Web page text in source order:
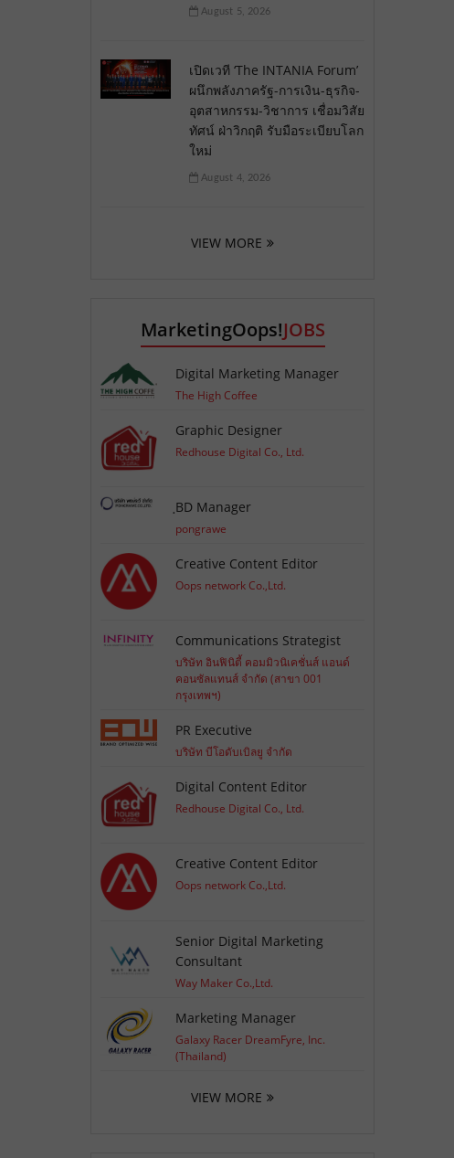
August 5, 2026
เปิดเวที ‘The INTANIA Forum’
ผนึกพลังภาครัฐ-การเงิน-ธุรกิจ-
อุตสาหกรรม-วิชาการ เชื่อมวิสัย
ทัศน์ ฝ่าวิกฤติ รับมือระเบียบโลก
ใหม่
August 4, 2026
VIEW MORE
MarketingOops!JOBS
Digital Marketing Manager
The High Coffee
Graphic Designer
Redhouse Digital Co., Ltd.
ฺBD Manager
pongrawe
Creative Content Editor
Oops network Co.,Ltd.
Communications Strategist
บริษัท อินฟินิตี้ คอมมิวนิเคชั่นส์ แอนด์
คอนซัลแทนส์ จำกัด (สาขา 001
กรุงเทพฯ)
PR Executive
บริษัท บีโอดับเบิลยู จำกัด
Digital Content Editor
Redhouse Digital Co., Ltd.
Creative Content Editor
Oops network Co.,Ltd.
Senior Digital Marketing
Consultant
Way Maker Co.,Ltd.
Marketing Manager
Galaxy Racer DreamFyre, Inc.
(Thailand)
VIEW MORE